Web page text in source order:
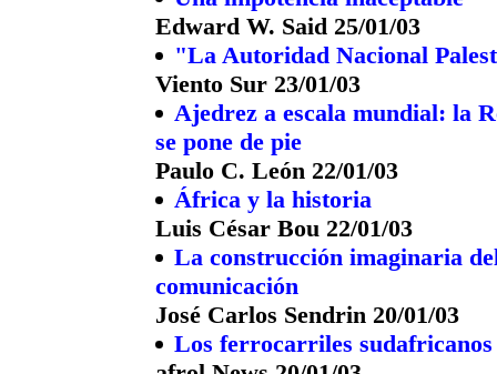
Edward W. Said 25/01/03
"La Autoridad Nacional
Viento Sur 23/01/03
Ajedrez a escala mundial: la
se pone de pie
Paulo C. León 22/01/03
África y la historia
Luis César Bou 22/01/03
La construcción imaginaria
comunicación
José Carlos Sendrin 20/01/03
Los ferrocarriles